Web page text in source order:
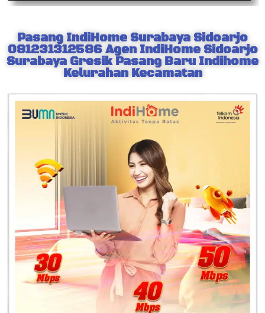
Pasang IndiHome Surabaya Sidoarjo
081231312586 Agen IndiHome Sidoarjo
Surabaya Gresik Pasang Baru Indihome
Kelurahan Kecamatan